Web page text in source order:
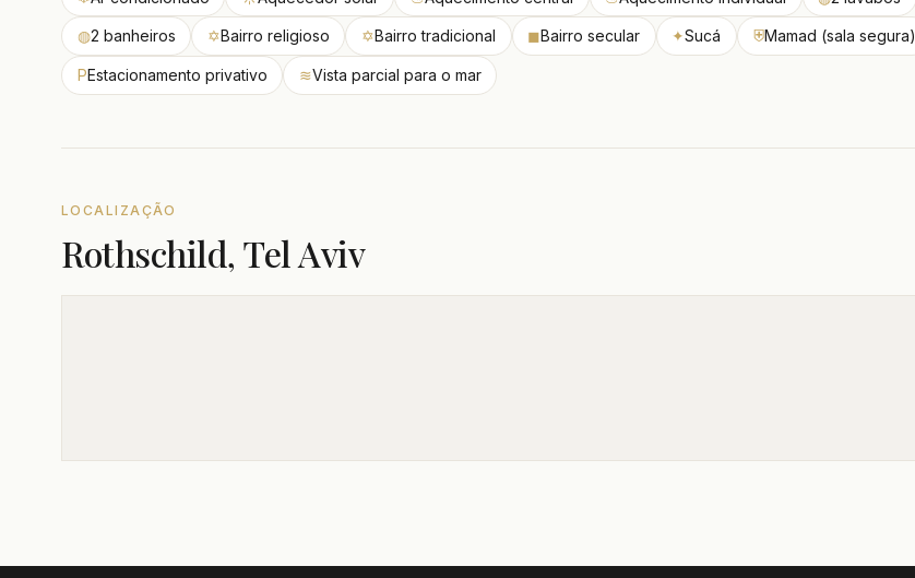
◍2 banheiros ✡Bairro religioso ✡Bairro tradicional ◼Bairro secular ✦Sucá ⛨Mamad (sala segura)
PEstacionamento privativo ≋Vista parcial para o mar
LOCALIZAÇÃO
Rothschild, Tel Aviv